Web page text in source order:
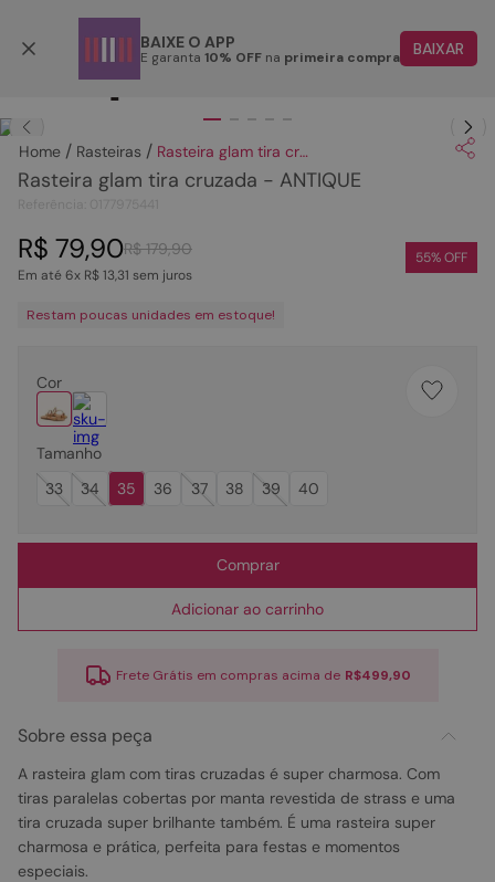
BAIXE O APP
E garanta 10% OFF na primeira compra BAIXAR
Rasteiras Rasteira glam tira cruzada - ANTIQUE
Rasteira glam tira cruzada - ANTIQUE
R$ 179,90
R$ 79,90
Em até6x R$13,31 sem juros
55% OFF
Restam poucas unidades em estoque!
Cor
Tamanho
33
34 35 36 37 38 39 40
Comprar
Adicionar ao carrinho
Frete Grátis em compras acima de R$499,90
Sobre essa peça
A rasteira glam com tiras cruzadas é super charmosa. Com
tiras paralelas cobertas por manta revestida de strass e uma
tira cruzada super brilhante também. É uma rasteira super
charmosa e prática, perfeita para festas e momentos
especiais.
1
2º
tenis
4º
sandalia
5º
rasteira
6º
tamanco
sapatilha
óculos
10º couro